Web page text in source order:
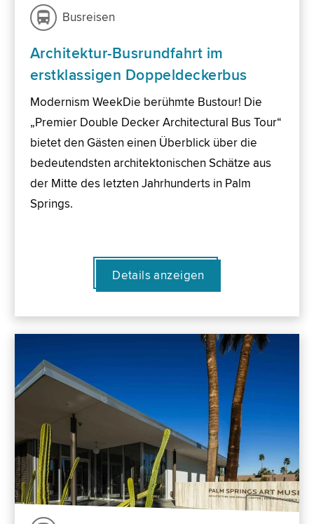
Busreisen
Architektur-Busrundfahrt im
erstklassigen Doppeldeckerbus
Modernism WeekDie berühmte Bustour! Die
„Premier Double Decker Architectural Bus Tour“
bietet den Gästen einen Überblick über die
bedeutendsten architektonischen Schätze aus
der Mitte des letzten Jahrhunderts in Palm
Springs.
Details anzeigen